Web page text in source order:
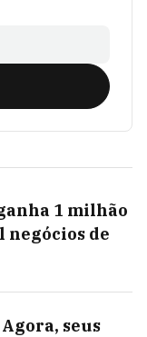
1 milhão
negócios de
seus